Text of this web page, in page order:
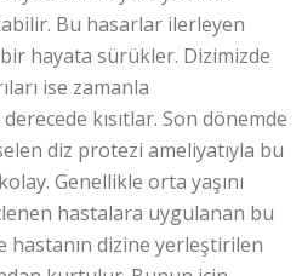
Bu hasarlar ilerleyen
bir hayata sürükler. Dizimizde
ise zamanla
kısıtlar. Son dönemde
diz protezi ameliyatıyla bu
Genellikle orta yaşını
hastalara uygulanan bu
hastanın dizine yerleştirilen